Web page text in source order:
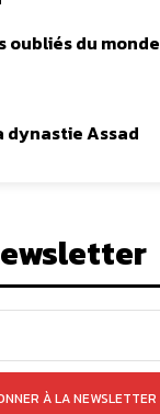
oubliés du monde
dynastie Assad
À LA NEWSLETTER